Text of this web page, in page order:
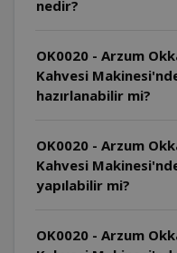
nedir?
OK0020 - Arzum
Kahvesi
hazırlanabilir mi?
OK0020 - Arzum
Kahvesi
yapılabilir mi?
OK0020 - Arzum